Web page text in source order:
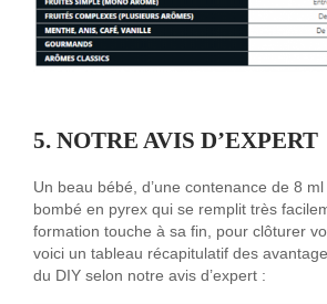
5. NOTRE AVIS D’EXPERT
Un beau bébé, d’une contenance de 8
bombé en pyrex qui se remplit très
formation touche à sa fin, pour clôturer
voici un tableau récapitulatif des
du DIY selon notre avis d’expert :